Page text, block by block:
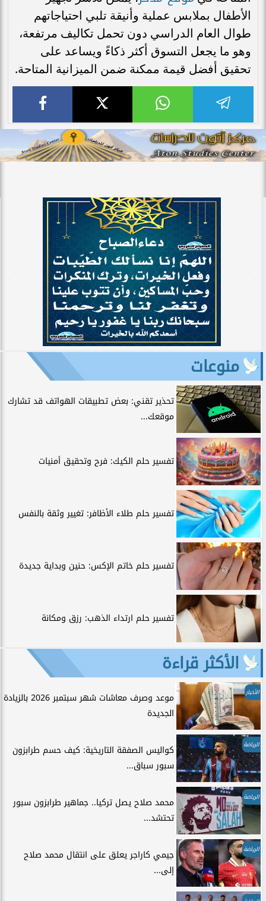
الأطفال بملابس عملية وأنيقة تلبي احتياجاتهم
طوال العام الدراسي دون تحمل تكاليف مرتفعة،
وهو ما يجعل التسوق أكثر ذكاءً ويساعد على
تحقيق أفضل قيمة ممكنة ضمن الميزانية المتاحة.
منوعات
تحذير تقني: بعض تطبيقات الهواتف قد تشارك
موقعك...
تفسير حلم الكيك: فرح وتحقيق أمنيات
تفسير حلم طلاء الأظافر: تغيير وثقة بالنفس
تفسير حلم خاتم الإكس: حنين وبداية جديدة
تفسير حلم ارتداء الذهب: رزق ومكانة
الأكثر قراءة
الأخبار
موعد وصرف معاشات شهر سبتمبر 2026 بالزيادة
الجديدة
الرياضة
كواليس الصفقة التاريخية: كيف حسم طرابزون
سبور سباق...
الرياضة
محمد صلاح يصل تركيا.. جماهير طرابزون سبور
تحتشد...
الرياضة
جيمي كاراجر يعلق على انتقال محمد صلاح
إلى...